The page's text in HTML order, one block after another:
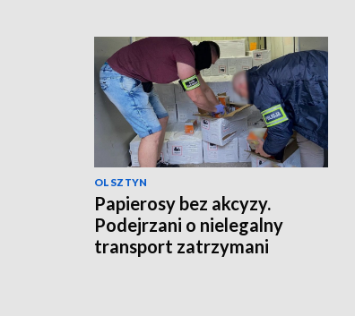
OLSZTYN
Papierosy bez akcyzy.
Podejrzani o nielegalny
transport zatrzymani